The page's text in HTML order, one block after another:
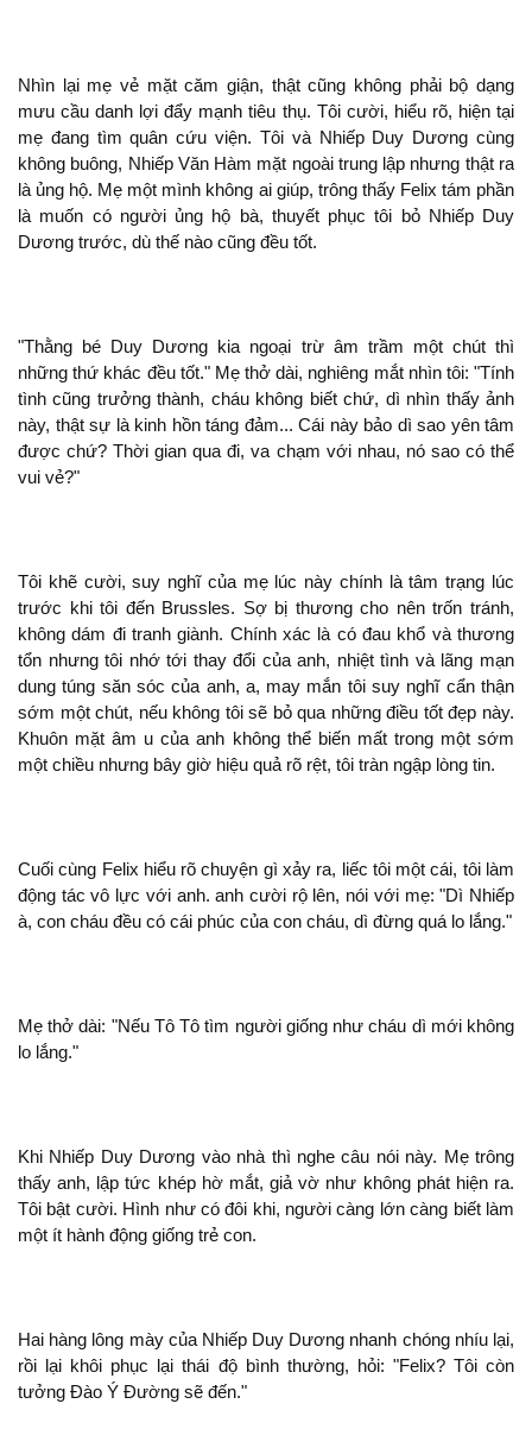
Nhìn lại mẹ vẻ mặt căm giận, cũng
phải bộ dạng
mưu cầu danh lợi đẩy mạnh tiêu thụ. Tôi cười, hiểu
,
tại
mẹ
tìm quân cứu viện. Tôi và Nhiếp Duy Dương cùng
buông, Nhiếp Văn Hàm mặt ngoài trung lập nhưng
ra
là ủng hộ. Mẹ
mình
ai giúp, trông thấy Felix tám phần
là muốn có người ủng hộ bà, thuyết phục tôi bỏ Nhiếp Duy
Dương trước, dù thế nào cũng đều tốt.
"Thằng bé Duy Dương kia ngoại trừ trầm
chút
những thứ khác đều tốt." Mẹ thở dài, nghiêng mắt nhìn tôi: "Tính
tình cũng trưởng thành, cháu
biết chứ, dì nhìn thấy ảnh
này,
là kinh hồn táng đảm... Cái này bảo dì sao yên tâm
được chứ? Thời gian qua
, va chạm với nhau, nó sao có thể
vui vẻ?"
Tôi khẽ cười, suy nghĩ của mẹ lúc này chính là tâm trạng lúc
trước khi tôi đến Brussles. Sợ bị thương cho nên trốn tránh,
dám
tranh giành. Chính xác là có đau khổ và thương
tổn nhưng tôi nhớ tới thay đổi của
, nhiệt tình và lãng mạn
dung túng săn sóc của
, a, may mắn tôi suy nghĩ cẩn thận
sớm
chút, nếu tôi
bỏ qua những điều tốt đẹp này.
Khuôn mặt
u của thể biến mất trong
sớm
chiều nhưng bây giờ hiệu quả
rệt, tôi tràn ngập lòng tin.
Cuối cùng Felix hiểu chuyện gì xảy ra, liếc tôi
cái, tôi làm
động tác vô lực với
. cười rộ lên,
với mẹ: "Dì Nhiếp
à, con cháu đều có cái phúc của con cháu, dì đừng quá lo lắng."
Mẹ thở dài: "Nếu Tô Tô tìm người giống như cháu dì mới
lo lắng."
Khi Nhiếp Duy Dương vào nhà nghe câu
này. Mẹ trông
thấy
, lập tức khép hờ mắt, giả vờ như phát
ra.
Tôi bật cười. Hình như có đôi khi, người càng lớn càng biết làm
ít hành động giống trẻ con.
Hai hàng lông mày của Nhiếp Duy Dương nhanh chóng nhíu lại,
rồi lại khôi phục lại thái độ bình thường, hỏi: "Felix? Tôi còn
tưởng Đào Ý Đường
đến."